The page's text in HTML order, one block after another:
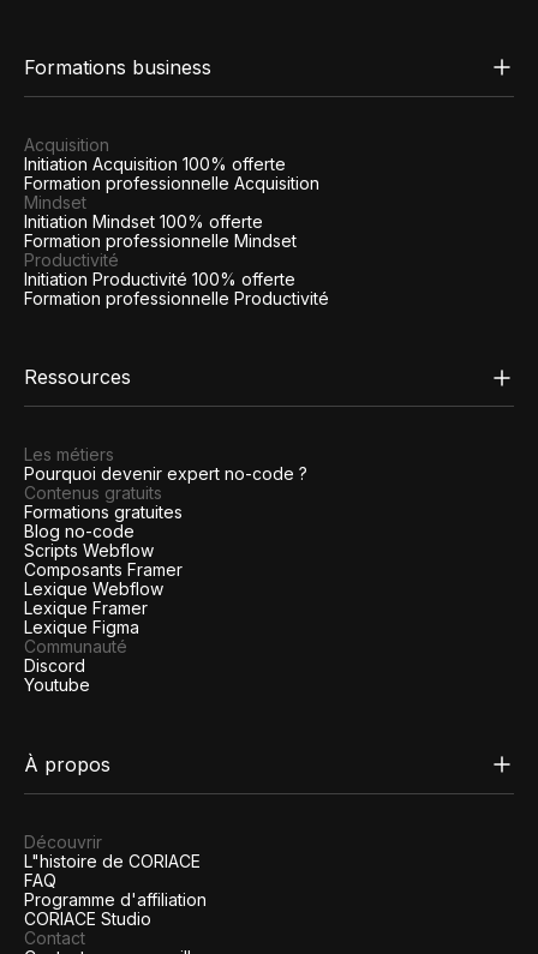
Formations business
Acquisition
Initiation Acquisition 100% offerte
Formation professionnelle Acquisition
Mindset
Initiation Mindset 100% offerte
Formation professionnelle Mindset
Productivité
Initiation Productivité 100% offerte
Formation professionnelle Productivité
Ressources
Les métiers
Pourquoi devenir expert no-code ?
Contenus gratuits
Formations gratuites
Blog no-code
Scripts Webflow
Composants Framer
Lexique Webflow
Lexique Framer
Lexique Figma
Communauté
Discord
Youtube
À propos
Découvrir
L"histoire de CORIACE
FAQ
Programme d'affiliation
CORIACE Studio
Contact